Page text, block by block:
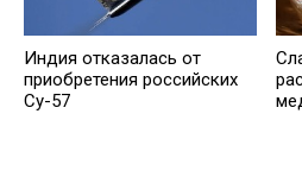
Индия отказалась от
приобретения российских
Су-57